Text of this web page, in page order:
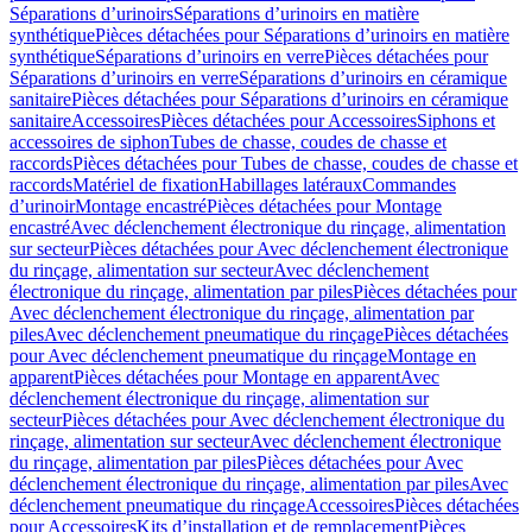
Séparations d’urinoirsSéparations d’urinoirs en matière
synthétiquePièces détachées pour Séparations d’urinoirs en matière
synthétiqueSéparations d’urinoirs en verrePièces détachées pour
Séparations d’urinoirs en verreSéparations d’urinoirs en céramique
sanitairePièces détachées pour Séparations d’urinoirs en céramique
sanitaireAccessoiresPièces détachées pour AccessoiresSiphons et
accessoires de siphonTubes de chasse, coudes de chasse et
raccordsPièces détachées pour Tubes de chasse, coudes de chasse et
raccordsMatériel de fixationHabillages latérauxCommandes
dʼurinoirMontage encastréPièces détachées pour Montage
encastréAvec déclenchement électronique du rinçage, alimentation
sur secteurPièces détachées pour Avec déclenchement électronique
du rinçage, alimentation sur secteurAvec déclenchement
électronique du rinçage, alimentation par pilesPièces détachées pour
Avec déclenchement électronique du rinçage, alimentation par
pilesAvec déclenchement pneumatique du rinçagePièces détachées
pour Avec déclenchement pneumatique du rinçageMontage en
apparentPièces détachées pour Montage en apparentAvec
déclenchement électronique du rinçage, alimentation sur
secteurPièces détachées pour Avec déclenchement électronique du
rinçage, alimentation sur secteurAvec déclenchement électronique
du rinçage, alimentation par pilesPièces détachées pour Avec
déclenchement électronique du rinçage, alimentation par pilesAvec
déclenchement pneumatique du rinçageAccessoiresPièces détachées
pour AccessoiresKits d’installation et de remplacementPièces